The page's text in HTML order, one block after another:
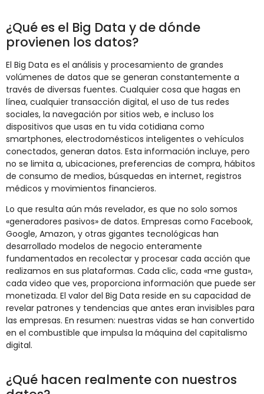
¿Qué es el Big Data y de dónde
provienen los datos?
El Big Data es el análisis y procesamiento de grandes
volúmenes de datos que se generan constantemente a
través de diversas fuentes. Cualquier cosa que hagas en
línea, cualquier transacción digital, el uso de tus redes
sociales, la navegación por sitios web, e incluso los
dispositivos que usas en tu vida cotidiana como
smartphones, electrodomésticos inteligentes o vehículos
conectados, generan datos. Esta información incluye, pero
no se limita a, ubicaciones, preferencias de compra, hábitos
de consumo de medios, búsquedas en internet, registros
médicos y movimientos financieros.
Lo que resulta aún más revelador, es que no solo somos
«generadores pasivos» de datos. Empresas como Facebook,
Google, Amazon, y otras gigantes tecnológicas han
desarrollado modelos de negocio enteramente
fundamentados en recolectar y procesar cada acción que
realizamos en sus plataformas. Cada clic, cada «me gusta»,
cada video que ves, proporciona información que puede ser
monetizada. El valor del Big Data reside en su capacidad de
revelar patrones y tendencias que antes eran invisibles para
las empresas. En resumen: nuestras vidas se han convertido
en el combustible que impulsa la máquina del capitalismo
digital.
¿Qué hacen realmente con nuestros